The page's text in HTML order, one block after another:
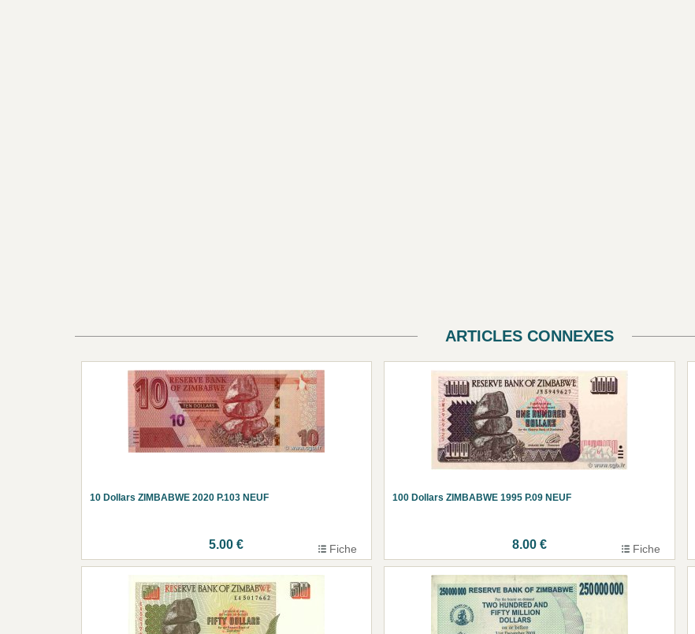
ARTICLES CONNEXES
10 Dollars ZIMBABWE 2020 P.103 NEUF
5.00 € Fiche
100 Dollars ZIMBABWE 1995 P.09 NEUF
8.00 € Fiche